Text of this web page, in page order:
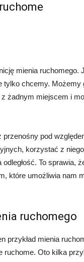
mienia
tylko chcemy.
żadnym miejscem i
pod
korzystać z
To sprawia,
które umożliwia nam
ruchomego
przykład mienia
Oto kilka